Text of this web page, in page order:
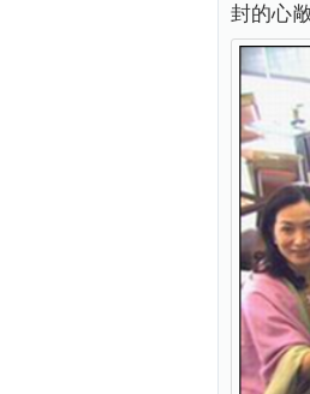
封的心